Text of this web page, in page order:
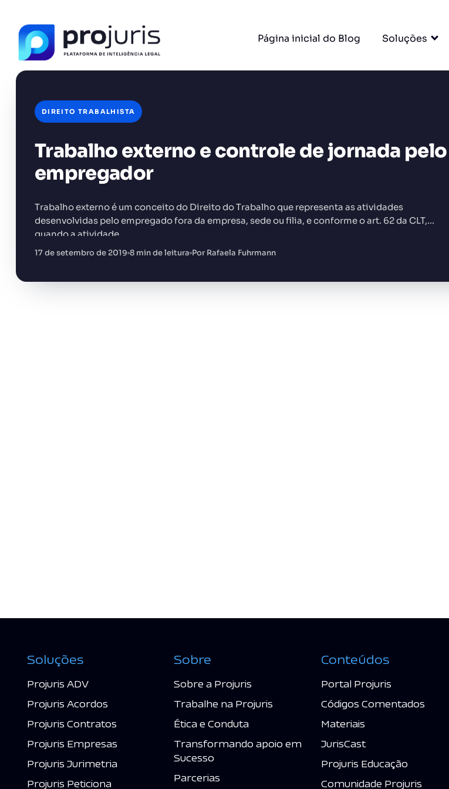
Página inicial do Blog Soluções
DIREITO TRABALHISTA
Trabalho externo e controle de jornada pelo
empregador
Trabalho externo é um conceito do Direito do Trabalho que representa as atividades
desenvolvidas pelo empregado fora da empresa, sede ou filia, e conforme o art. 62 da CLT,
quando a atividade…
17 de setembro de 2019 8 min de leitura Por Rafaela Fuhrmann
Soluções
Projuris ADV
Projuris Acordos
Projuris Contratos
Projuris Empresas
Projuris Jurimetria
Projuris Peticiona
Sobre
Sobre a Projuris
Trabalhe na Projuris
Ética e Conduta
Transformando apoio em
Sucesso
Parcerias
Conteúdos
Portal Projuris
Códigos Comentados
Materiais
JurisCast
Projuris Educação
Comunidade Projuris
FERRAMENTA RECOMENDADA PARA ESTE CONTEÚDO
Gerador de Contrato de Honorários